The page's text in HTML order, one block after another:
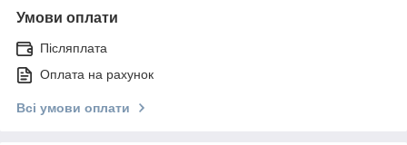
Умови оплати
Післяплата
Оплата на рахунок
Всі умови оплати